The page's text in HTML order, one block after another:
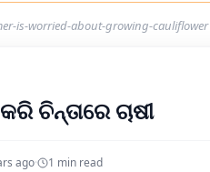
is-worried-about-growing-cauliflower
ଚିନ୍ତାରେ ଚାଷୀ
ago· 1 min read